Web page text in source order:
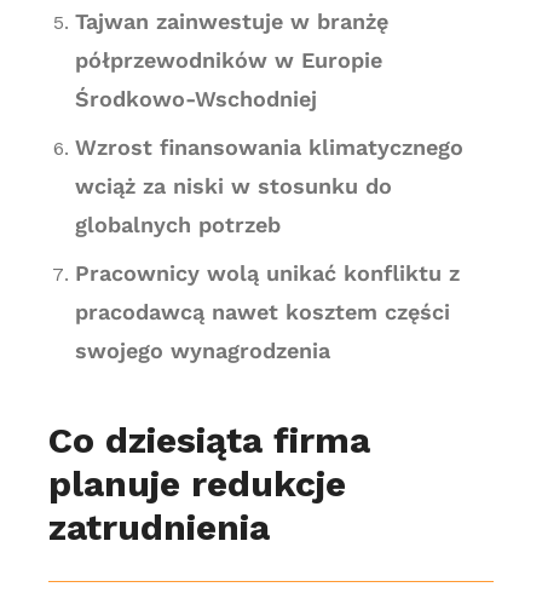
Tajwan zainwestuje w branżę
półprzewodników w Europie
Środkowo-Wschodniej
Wzrost finansowania klimatycznego
wciąż za niski w stosunku do
globalnych potrzeb
Pracownicy wolą unikać konfliktu z
pracodawcą nawet kosztem części
swojego wynagrodzenia
Co dziesiąta firma
planuje redukcje
zatrudnienia